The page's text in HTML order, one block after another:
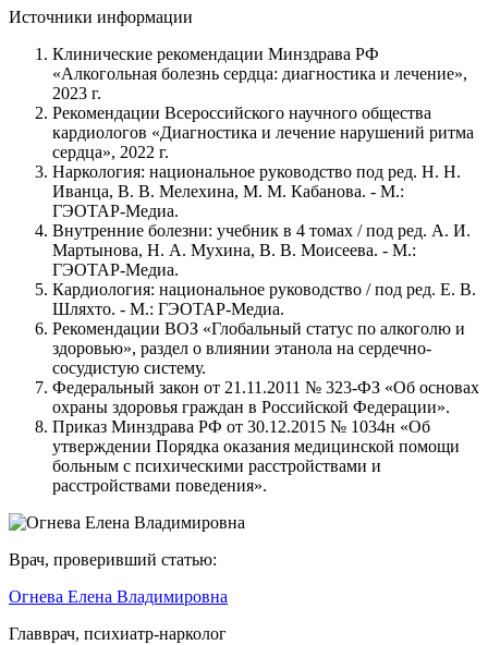
Источники информации
Клинические рекомендации Минздрава РФ
«Алкогольная болезнь сердца: диагностика и лечение»,
2023 г.
Рекомендации Всероссийского научного общества
кардиологов «Диагностика и лечение нарушений ритма
сердца», 2022 г.
Наркология: национальное руководство под ред. Н. Н.
Иванца, В. В. Мелехина, М. М. Кабанова. - М.:
ГЭОТАР-Медиа.
Внутренние болезни: учебник в 4 томах / под ред. А. И.
Мартынова, Н. А. Мухина, В. В. Моисеева. - М.:
ГЭОТАР-Медиа.
Кардиология: национальное руководство / под ред. Е. В.
Шляхто. - М.: ГЭОТАР-Медиа.
Рекомендации ВОЗ «Глобальный статус по алкоголю и
здоровью», раздел о влиянии этанола на сердечно-
сосудистую систему.
Федеральный закон от 21.11.2011 № 323-ФЗ «Об основах
охраны здоровья граждан в Российской Федерации».
Приказ Минздрава РФ от 30.12.2015 № 1034н «Об
утверждении Порядка оказания медицинской помощи
больным с психическими расстройствами и
расстройствами поведения».
Врач, проверивший статью:
Огнева Елена Владимировна
Главврач, психиатр-нарколог